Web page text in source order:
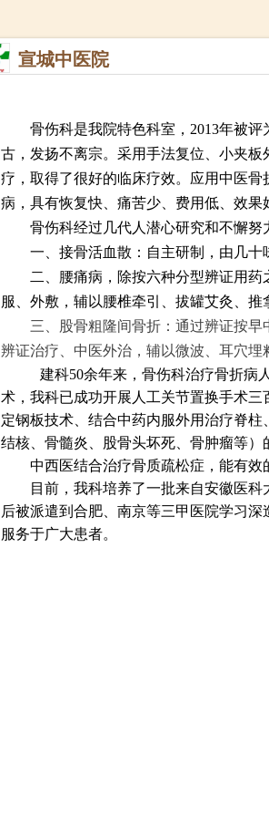
骨伤科是我院特色科室，2013年被评
古，发扬不离宗。采用手法复位、小夹
疗，取得了很好的临床疗效。应用中医骨
病，具有恢复快、痛苦少、费用低、效果
骨伤科经过几代人潜心研究和不懈努
一、接骨活血散：自主研制，由几十
二、 腰痛病， 除按六种分型辨证用药
服、外敷，辅以腰椎牵引、拔罐艾灸、
三、
股骨粗隆间骨折 ：通过辨证按
辨证治疗、中医外治 ， 辅以微波、耳穴埋
建科50余年来，骨伤科治疗骨折病人
术， 我科已成功开展人工关节置换手术
定钢板技术、结合中药内服外用治疗脊
结核、骨髓炎、股骨头坏死、骨肿瘤等）
中西医结合治疗骨质疏松症，能有效
目前，我科培养了一批来自安徽医
后被派遣到合肥、南京等三甲医院学习
服务于广大患者。
宣城中医院